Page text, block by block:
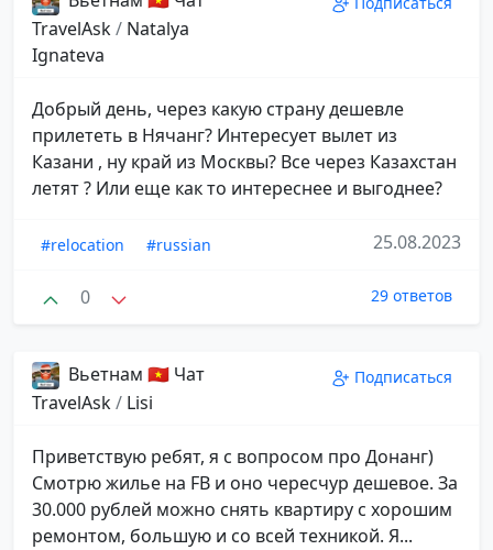
TravelAsk/ Natalya
Ignateva
Добрый день, через какую страну дешевле
прилететь в Нячанг? Интересует вылет из
Казани , ну край из Москвы? Все через Казахстан
летят ? Или еще как то интереснее и выгоднее?
#relocation #russian 25.08.2023
0 29 ответов
Вьетнам 🇻🇳 Чат
TravelAsk/ Lisi
Подписаться
Приветствую ребят, я с вопросом про Донанг)
Смотрю жилье на FB и оно чересчур дешевое. За
30.000 рублей можно снять квартиру с хорошим
ремонтом, большую и со всей техникой. Я...